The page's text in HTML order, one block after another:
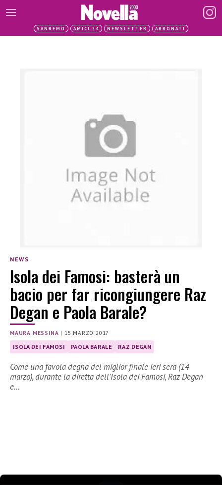
SANREMO AMICI 24 NEWSLETTER ABBONATI
NEWS
Isola dei Famosi: basterà un
bacio per far ricongiungere Raz
Degan e Paola Barale?
MAURA MESSINA | 15 MARZO 2017
ISOLA DEI FAMOSI PAOLA BARALE RAZ DEGAN
Come una favola degna del miglior finale ieri sera (14
marzo), durante la diretta dell’Isola dei Famosi, Raz Degan
e…